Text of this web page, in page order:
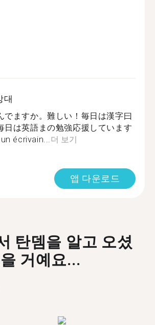
대
でますか。難しい！毎日は漢字曰
日は英語まの勉強応援しています
écrivain...더 보기
앱 다운로드
탄뎀을 알고 오셨
을 거예요...